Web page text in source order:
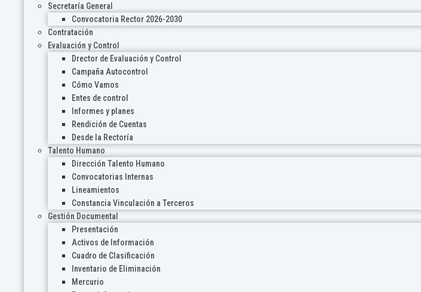
Secretaría General
Convocatoria Rector 2026-2030
Contratación
Evaluación y Control
Drector de Evaluación y Control
Campaña Autocontrol
Cómo Vamos
Entes de control
Informes y planes
Rendición de Cuentas
Desde la Rectoría
Talento Humano
Dirección Talento Humano
Convocatorias Internas
Lineamientos
Constancia Vinculación a Terceros
Gestión Documental
Presentación
Activos de Información
Cuadro de Clasificación
Inventario de Eliminación
Mercurio